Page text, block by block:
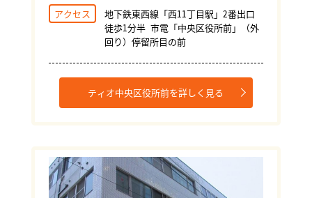
アクセス
地下鉄東西線「西11丁目駅」2番出口
徒歩1分半 市電「中央区役所前」（外
回り）停留所目の前
ティオ中央区役所前を詳しく見る